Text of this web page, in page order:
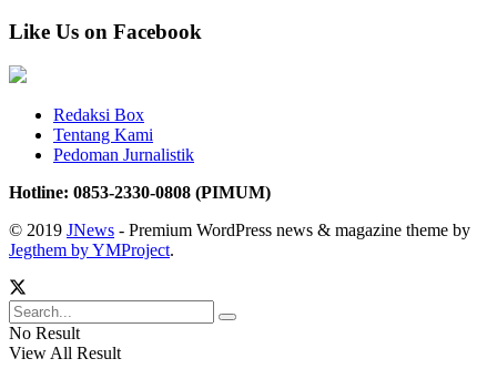
Like Us on Facebook
Redaksi Box
Tentang Kami
Pedoman Jurnalistik
Hotline: 0853-2330-0808 (PIMUM)
© 2019 JNews - Premium WordPress news & magazine theme by
Jegthem by YMProject.
No Result
View All Result